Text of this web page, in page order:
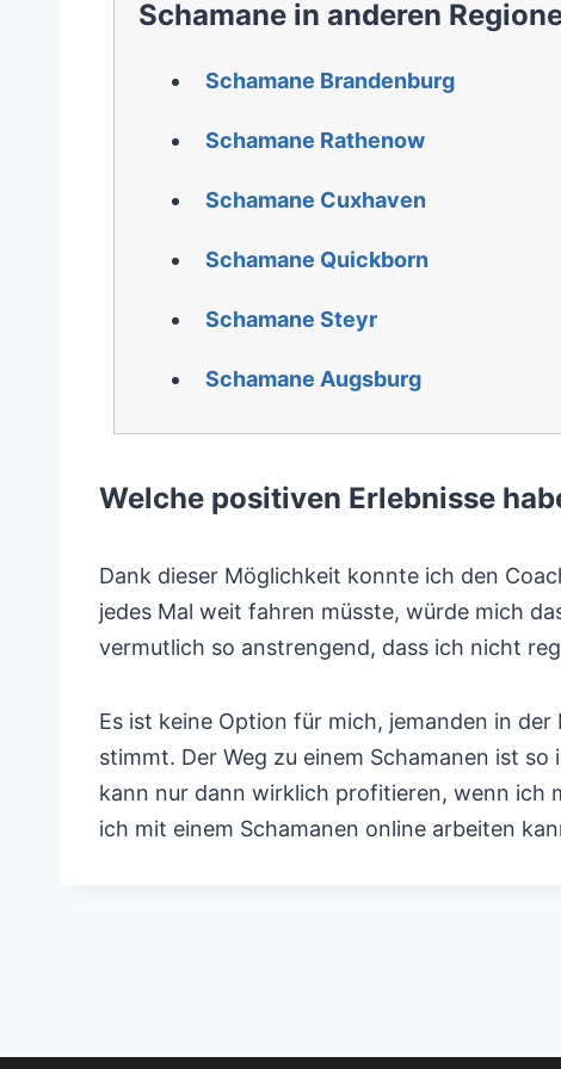
Schamane in anderen
Schamane Brandenburg
Schamane Rathenow
Schamane Cuxhaven
Schamane Quickborn
Schamane Steyr
Schamane Augsburg
Welche positiven Erlebnisse
Dank dieser Möglichkeit konnte ich den
jedes Mal weit fahren müsste, würde mich
vermutlich so anstrengend, dass ich nicht
Es ist keine Option für mich, jemanden in
stimmt. Der Weg zu einem Schamanen ist
kann nur dann wirklich profitieren, wenn ich
ich mit einem Schamanen online arbeiten